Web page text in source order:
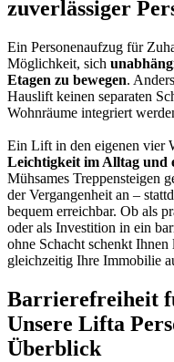
zuverlässiger
Ein Personenaufzug für
Möglichkeit, sich
Etagen zu bewegen.
Hauslift keinen separaten
Wohnräume integriert
Ein Lift in den eigenen vier
Leichtigkeit im Alltag und
Mühsames Treppensteigen
der Vergangenheit an –
bequem erreichbar. Ob als
oder als Investition in ein
ohne Schacht schenkt
gleichzeitig Ihre Immobilie
Barrierefreiheit
Unsere Lifta
Überblick